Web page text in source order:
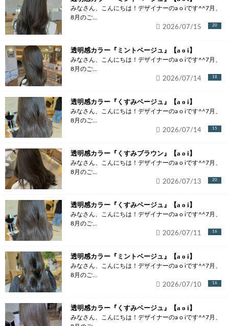
みなさん、こんにちは！デザイナーのa o iです^^7月、
8月のご...
20
2026/07/15
透明感カラー『ミントベージュ』【a o i】
みなさん、こんにちは！デザイナーのa o iです^^7月、
8月のご...
18
2026/07/14
透明感カラー『くすみベージュ』【a o i】
みなさん、こんにちは！デザイナーのa o iです^^7月、
8月のご...
15
2026/07/14
透明感カラー『くすみブラウン』【a o i】
みなさん、こんにちは！デザイナーのa o iです^^7月、
8月のご...
20
2026/07/13
透明感カラー『くすみベージュ』【a o i】
みなさん、こんにちは！デザイナーのa o iです^^7月、
8月のご...
16
2026/07/11
透明感カラー『ミントベージュ』【a o i】
みなさん、こんにちは！デザイナーのa o iです^^7月、
8月のご...
16
2026/07/10
透明感カラー『くすみベージュ』【a o i】
みなさん、こんにちは！デザイナーのa o iです^^7月、